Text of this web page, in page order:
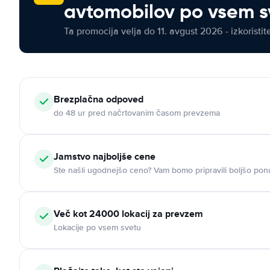
avtomobilov po vsem
Ta promocija velja do 11. avgust 2026 -
Brezplačna odpoved
do 48 ur pred načrtovanim časom prevzema
Jamstvo najboljše cene
Ste našli ugodnejšo ceno? Vam bomo pripravili boljšo
Več kot 24000 lokacij za prevzem
Lokacije po vsem svetu